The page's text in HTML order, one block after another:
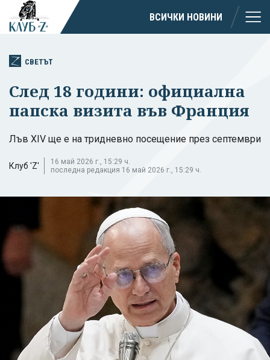
ВСИЧКИ НОВИНИ
СВЕТЪТ
След 18 години: официална
папска визита във Франция
Лъв XIV ще е на тридневно посещение през септември
Клуб 'Z'
16 май 2026 г., 15:29 ч.
последна редакция 16 май 2026 г., 15:29 ч.